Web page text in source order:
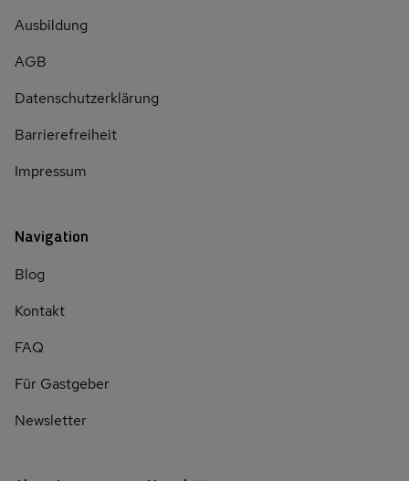
Ausbildung
AGB
Datenschutzerklärung
Barrierefreiheit
Impressum
Navigation
Blog
Kontakt
FAQ
Für Gastgeber
Newsletter